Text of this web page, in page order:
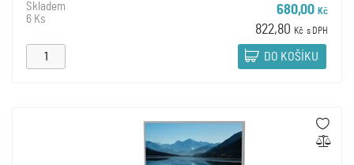
Skladem
6 Ks
680,00 Kč
822,80 Kč s DPH
DO KOŠÍKU